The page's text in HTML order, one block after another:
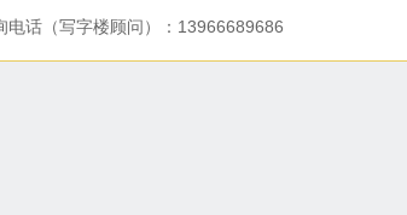
电话（写字楼顾问）：13966689686